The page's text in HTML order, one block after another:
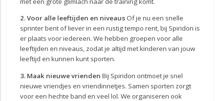
2. Voor alle leeftijden en niveausOf je nu een snelle
sprinter bent of liever in een rustig tempo rent, bij Spiridon is
er plaats voor iedereen. We hebben groepen voor alle
leeftijden en niveaus, zodat je altijd met kinderen van jouw
leeftijd en kunnen kunt sporten.
3. Maak nieuwe vrienden Bij Spiridon ontmoet je snel
nieuwe vriendjes en vriendinnetjes. Samen sporten zorgt
voor een hechte band en veel lol. We organiseren ook